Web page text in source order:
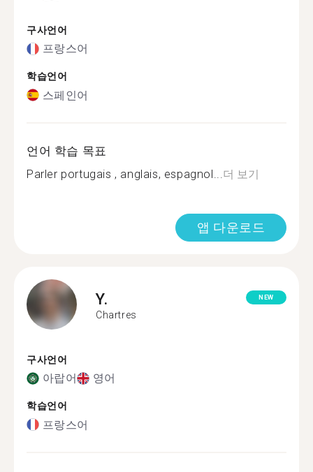
구사언어
프랑스어
학습언어
스페인어
언어 학습 목표
Parler portugais , anglais, espagnol... 더 보기
앱 다운로드
Y.
Chartres
NEW
구사언어
아랍어 영어
학습언어
프랑스어